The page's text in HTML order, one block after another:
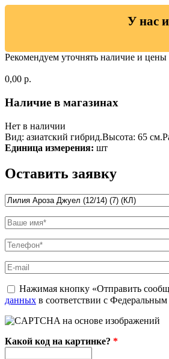
У нас
Рекомендуем уточнять наличие и
0,00 р.
Наличие в магазинах
Нет в наличии
Вид: азиатский гибрид.Высота: 65
Единица измерения: шт
Оставить заявку
Название товара *
Ваше имя
Телефон
E-mail
politika*
Нажимая кнопку «Отправить
данных в соответствии с
Какой код на картинке? *